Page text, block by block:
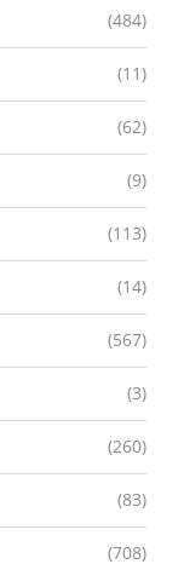
(484)
(11)
(62)
(9)
(113)
(14)
(567)
(3)
(260)
(83)
(708)